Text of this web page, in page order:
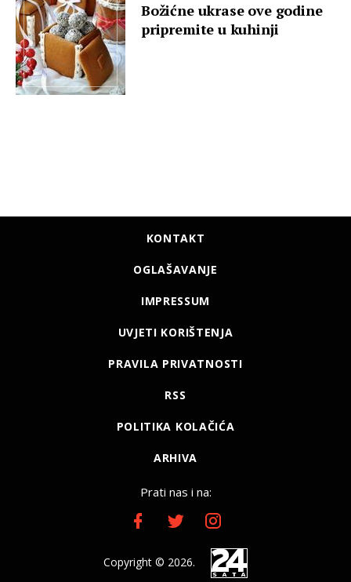
Božićne ukrase ove godine
pripremite u kuhinji
KONTAKT
OGLAŠAVANJE
IMPRESSUM
UVJETI KORIŠTENJA
PRAVILA PRIVATNOSTI
RSS
POLITIKA KOLAČIĆA
ARHIVA
Prati nas i na:
Copyright © 2026.